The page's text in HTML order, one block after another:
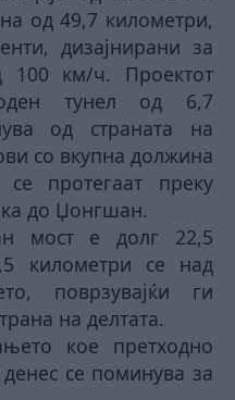
од 49,7 километри,
дизајнирани за
100 км/ч. Проектот
тунел од 6,7
од страната на
со вкупна должина
протегаат преку
до Џонгшан.
мост е долг 22,5
километри се над
поврзувајќи ги
на делтата.
кое претходно
се поминува за